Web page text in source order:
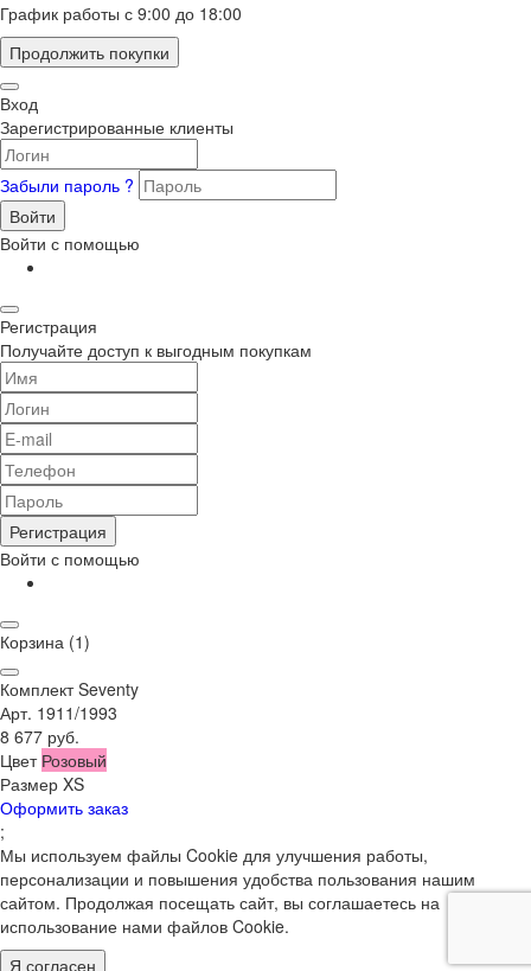
График работы с 9:00 до 18:00
Продолжить покупки
Вход
Зарегистрированные клиенты
Забыли пароль ?
Войти
Войти с помощью
Регистрация
Получайте доступ к выгодным покупкам
Регистрация
Войти с помощью
Корзина (1)
Комплект Seventy
Арт. 1911/1993
8 677 руб.
Цвет Розовый
Размер XS
Оформить заказ
;
Мы используем файлы Cookie для улучшения работы,
персонализации и повышения удобства пользования нашим
сайтом. Продолжая посещать сайт, вы соглашаетесь на
использование нами файлов Cookie.
Я согласен